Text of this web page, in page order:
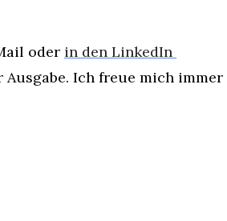
oder in den LinkedIn
Ausgabe. Ich freue mich immer